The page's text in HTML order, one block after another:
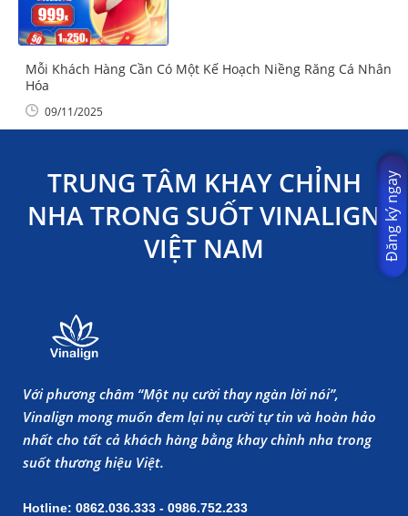
Mỗi Khách Hàng Cần Có Một Kế Hoạch Niềng Răng Cá Nhân
Hóa
09/11/2025
TRUNG TÂM KHAY CHỈNH
NHA TRONG SUỐT VINALIGN
VIỆT NAM
Với phương châm “Một nụ cười thay ngàn lời nói”,
Vinalign mong muốn đem lại nụ cười tự tin và hoàn hảo
nhất cho tất cả khách hàng bằng khay chỉnh nha trong
suốt thương hiệu Việt.
Hotline: 0862.036.333 - 0986.752.233
Đăng ký ngay